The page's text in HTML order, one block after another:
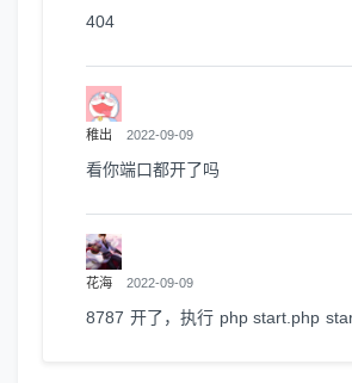
404
稚出 2022-09-09
看你端口都开了吗
花海 2022-09-09
8787 开了，执行 php start.php